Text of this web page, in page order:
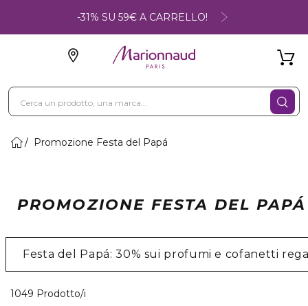
-31% SU 59€ A CARRELLO!
Promozione Festa del Papá
PROMOZIONE FESTA DEL PAPÁ
Festa del Papá: 30% sui profumi e cofanetti
1049 Prodotto/i